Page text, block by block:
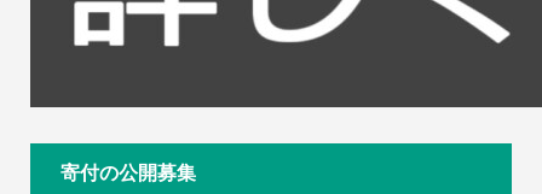
寄付の公開募集